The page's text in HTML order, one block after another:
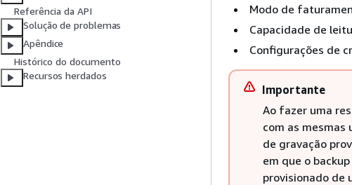
Referência da API
Solução de problemas
Apêndice
Histórico do documento
Recursos herdados
Modo de
Capacidade de
Configurações de
Importante
Ao fazer uma
com as
de gravação
em que o
provisionado de